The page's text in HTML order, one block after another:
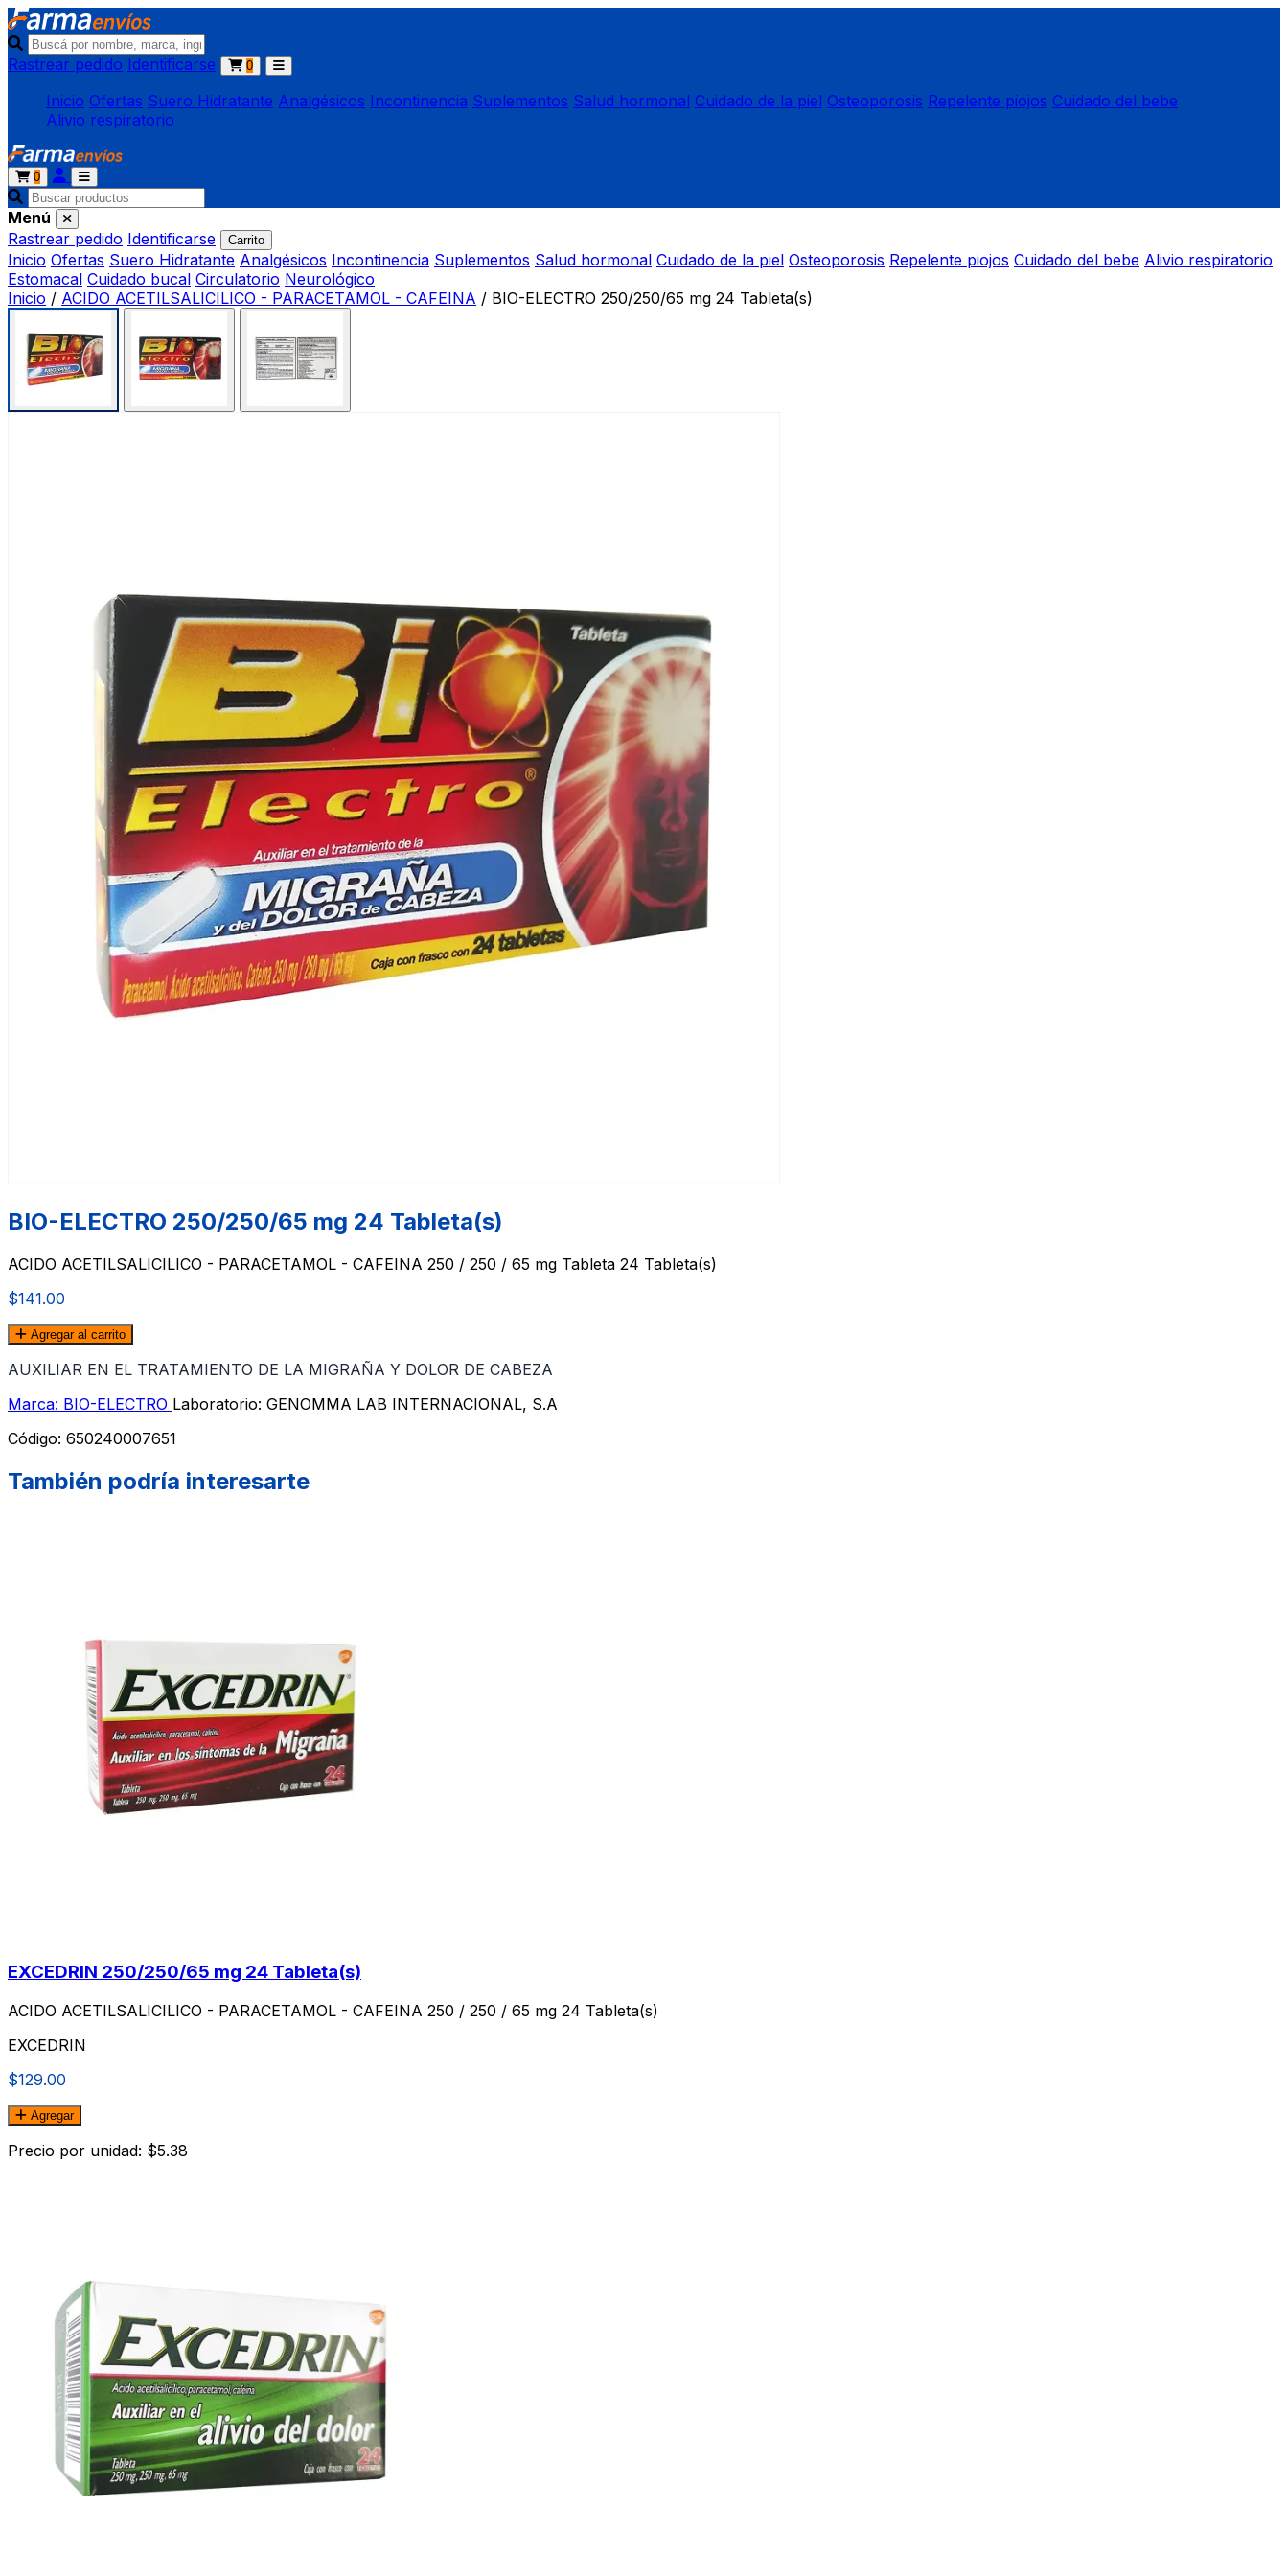
Rastrear pedido Identificarse 0
Inicio Ofertas Suero Hidratante Analgésicos Incontinencia Suplementos Salud hormonal Cuidado de la piel Osteoporosis Repelente piojos Cuidado del bebe
Alivio respiratorio
0
Menú
Rastrear pedido Identificarse Carrito
Inicio Ofertas Suero Hidratante Analgésicos Incontinencia Suplementos Salud hormonal Cuidado de la piel Osteoporosis Repelente piojos Cuidado del bebe Alivio respiratorio
Estomacal Cuidado bucal Circulatorio Neurológico
Inicio / ACIDO ACETILSALICILICO - PARACETAMOL - CAFEINA / BIO-ELECTRO 250/250/65 mg 24 Tableta(s)
BIO-ELECTRO 250/250/65 mg 24 Tableta(s)
ACIDO ACETILSALICILICO - PARACETAMOL - CAFEINA 250 / 250 / 65 mg Tableta 24 Tableta(s)
$141.00
Agregar al carrito
AUXILIAR EN EL TRATAMIENTO DE LA MIGRAÑA Y DOLOR DE CABEZA
Marca: BIO-ELECTRO Laboratorio: GENOMMA LAB INTERNACIONAL, S.A
Código: 650240007651
También podría interesarte
EXCEDRIN 250/250/65 mg 24 Tableta(s)
ACIDO ACETILSALICILICO - PARACETAMOL - CAFEINA 250 / 250 / 65 mg 24 Tableta(s)
EXCEDRIN
$129.00
Agregar
Precio por unidad: $5.38